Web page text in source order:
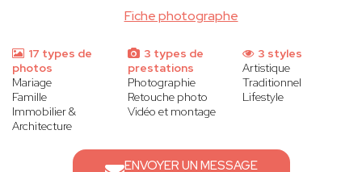
Fiche photographe
17 types de
photos
Mariage
Famille
Immobilier &
Architecture
3 types de
prestations
Photographie
Retouche photo
Vidéo et montage
3 styles
Artistique
Traditionnel
Lifestyle
ENVOYER UN MESSAGE